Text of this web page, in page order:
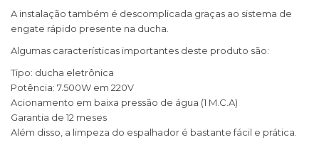
A instalação também é descomplicada graças ao sistema de
engate rápido presente na ducha.
Algumas características importantes deste produto são:
Tipo: ducha eletrônica
Potência: 7.500W em 220V
Acionamento em baixa pressão de água (1 M.C.A)
Garantia de 12 meses
Além disso, a limpeza do espalhador é bastante fácil e prática.